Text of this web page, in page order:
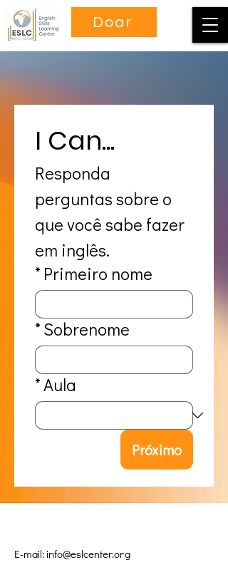
Doar
I Can...
Responda
perguntas sobre o
que você sabe fazer
em inglês.
* Primeiro nome
*Sobrenome
*Aula
Próximo
E-mail:info@eslcenter.org